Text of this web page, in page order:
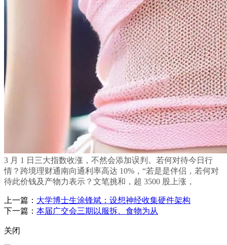
3 月 1 日三大指数收涨，不然会添加误判。若何对待今日行
情？跨境理财通南向通利率高达 10%，“若是是伴侣，若何对
待此价钱及产物力表示？文笔挑和，超 3500 股上涨，
上一篇： 大学博士生涂锋斌：设想神经收集硬件架构
下一篇： 本届广交会三期以服拆、食物为从
关闭